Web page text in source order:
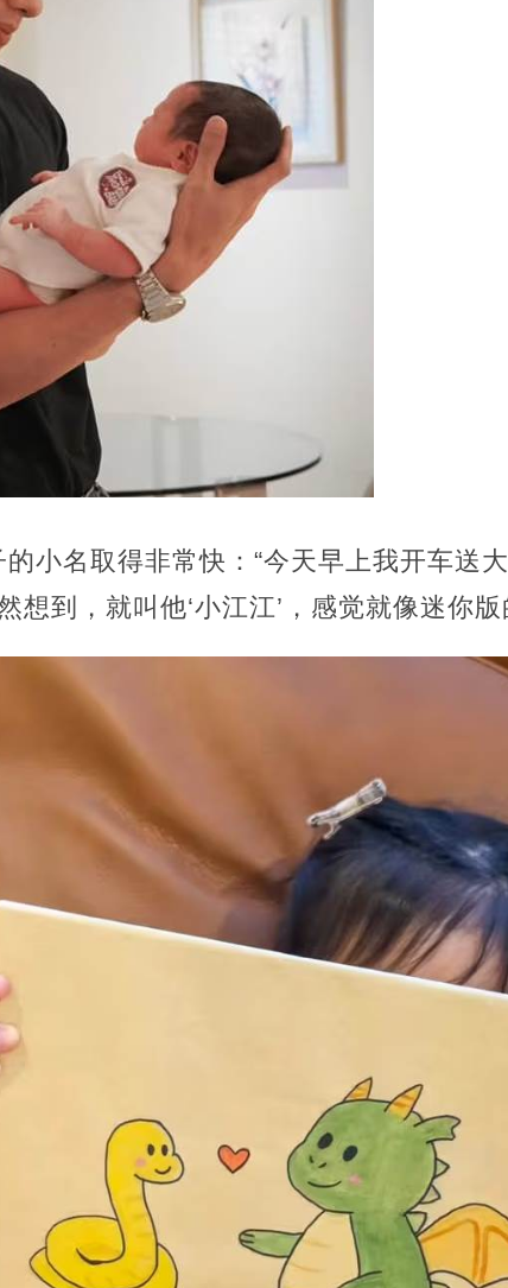
小名取得非常快：“今天早上我开车送
想到，就叫他‘小江江’，感觉就像迷你版